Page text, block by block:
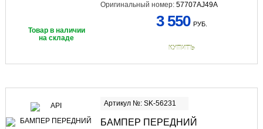
Оригинальный номер: 57707AJ49A
Товар в наличии
на складе
3 550 РУБ.
КУПИТЬ
Артикул №: SK-56231
БАМПЕР ПЕРЕДНИЙ